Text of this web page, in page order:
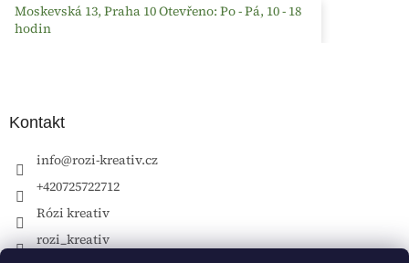
Moskevská 13, Praha 10 Otevřeno: Po - Pá, 10 - 18
hodin
Kontakt
info@rozi-kreativ.cz
+420725722712
Rózi kreativ
rozi_kreativ